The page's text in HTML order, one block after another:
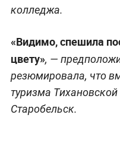
колледжа.
«Видимо, спешила
цвету», —
резюмировала, что
туризма
Старобельск.